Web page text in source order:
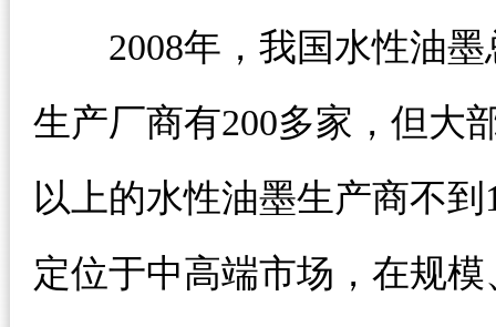
2008年，我国水性油墨
生产厂商有200多家，但大
以上的水性油墨生产商不
定位于中高端市场，在规